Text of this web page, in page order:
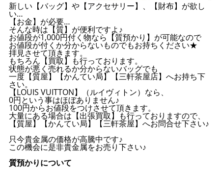
新しい【バッグ】や【アクセサリー】、【財布】が欲し
い…
【お金】が必要…
そんな時は【質】が便利ですよ♪
お値段が1,000円付く物なら【質預かり】が可能なので
お値段が付くか分からないものでもお持ちください★
拝見させて頂きます。
もちろん【買取】も行っております。
状態が悪く売れるか分からないバッグでも
一度【質屋】【かんてい局】【三軒茶屋店】へお持ち下
さい。
【LOUIS VUITTON】（ルイヴィトン）なら、
0円という事はほぼありません♪
100円からお値段をつけさせて頂きます。
大量にある場合は【出張買取】も行っておりますので、
【質屋】【かんてい局】【三軒茶屋】へお問合せ下さい♪
只今貴金属の価格が高騰中です♪
この機会に是非貴金属をお売り下さい♪
質預かりについて